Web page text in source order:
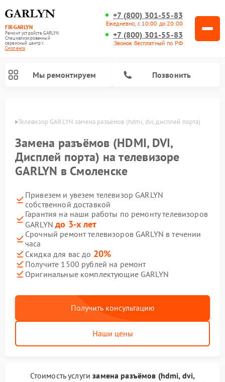
FIX-GARLYN
Ремонт устройств GARLYN
Специализированный
cервисный центр г.
Смоленск
+7 (800) 301-55-83
Ежедневно, с 10:00 до 20:00
+7 (800) 301-55-83
Звонок бесплатный по РФ
Мы ремонтируем Позвонить
Телевизор GARLYN замена разъёмов (hdmi, dvi, дисплей порта)
Замена разъёмов (HDMI, DVI,
Дисплей порта) на телевизоре
GARLYN в Смоленске
Привезем и увезем телевизор GARLYN
собственной доставкой
Гарантия на наши работы по ремонту телевизоров
GARLYNдо 3-х лет
Срочный ремонт телевизоров GARLYN в течении
часа
Скидка для вас до 20%
Получите 1500 рублей на ремонт
Оригинальные комплектующие GARLYN
Получить консультацию
Наши цены
Стоимость услугизамена разъёмов (hdmi, dvi,